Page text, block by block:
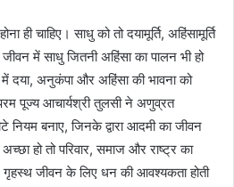
ही चाहिए। साधु को तो दयामूर्ति, अहिंसामूर्ति
जीवन में साधु जितनी अहिंसा का पालन भी हो
दया, अनुकंपा और अहिंसा की भावना को
पूज्य आचार्यश्री तुलसी ने अणुव्रत
बनाए, जिनके द्वारा आदमी का जीवन
हो तो परिवार, समाज और राष्ट्र का
गृहस्थ जीवन के लिए धन की आवश्यकता होती